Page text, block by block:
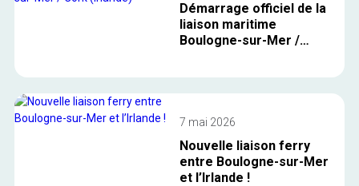
Démarrage officiel de la
liaison maritime
Boulogne-sur-Mer /
7 mai 2026
Nouvelle liaison ferry
entre Boulogne-sur-Mer
et l’Irlande !